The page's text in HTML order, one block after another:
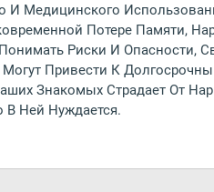
И Медицинского
Потере Памяти,
Риски И Опасности,
Привести К
Знакомых Страдает От
Ней Нуждается.